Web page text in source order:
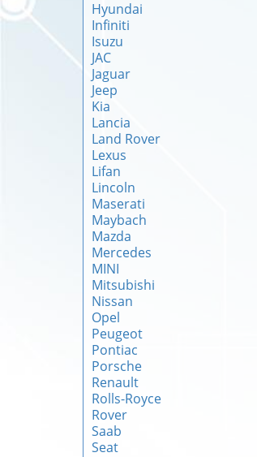
Hyundai
Infiniti
Isuzu
JAC
Jaguar
Jeep
Kia
Lancia
Land Rover
Lexus
Lifan
Lincoln
Maserati
Maybach
Mazda
Mercedes
MINI
Mitsubishi
Nissan
Opel
Peugeot
Pontiac
Porsche
Renault
Rolls-Royce
Rover
Saab
Seat